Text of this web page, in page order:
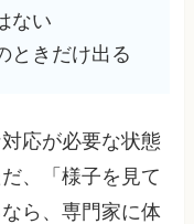
ない
ときだけ出る
応が必要な状態
、「様子を見て
ら、専門家に体